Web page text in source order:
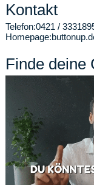
Kontakt
Telefon:0421 /
Homepage:
Finde deine